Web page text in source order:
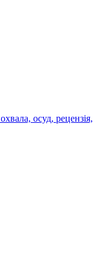
осуд, рецензія,